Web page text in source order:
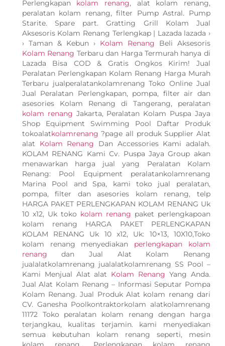
Perlengkapan kolam renang, alat kolam renang,
peralatan kolam renang, filter Pump Astral. Pump
Starite. Spare part. Gratting Grill Kolam Jual
Aksesoris Kolam Renang Terlengkap | Lazada lazada ›
› Taman & Kebun ›Kolam Renang Beli Aksesoris
Kolam Renang Terbaru dan Harga Termurah hanya di
Lazada Bisa COD & Gratis Ongkos Kirim! Jual
Peralatan Perlengkapan Kolam Renang Harga Murah
Terbaru jualperalatankolamrenang Toko Online Jual
Jual Peralatan Perlengkapan, pompa, filter air dan
asesories Kolam Renang di Tangerang, peralatan
kolam renang Jakarta, Peralatan Kolam Puspa Jaya
Shop Equipment Swimming Pool Daftar Produk
tokoalatkolamrenang ?page all produk Supplier Alat
alat Kolam Renang Dan Accessories Kami adalah.
KOLAM RENANG Kami Cv. Puspa Jaya Group akan
menawarkan harga jual yang Peralatan Kolam
Renang: Pool Equipment peralatankolamrenang
Marina Pool and Spa, kami toko jual peralatan,
pompa, filter dan asesories kolam renang, telp
HARGA PAKET PERLENGKAPAN KOLAM RENANG Uk
10 x12, Uk toko kolam renang paket perlengkapoan
kolam renang HARGA PAKET PERLENGKAPAN
KOLAM RENANG Uk 10 x12, Uk: 10×13, 10X10,Toko
kolam renang menyediakan perlengkapan kolam
renang dan Jual Alat Kolam Renang
jualalatkolamrenang jualalatkolamrenang SS Pool –
Kami Menjual Alat alat Kolam Renang Yang Anda.
Jual Alat Kolam Renang – Informasi Seputar Pompa
Kolam Renang. Jual Produk Alat kolam renang dari
CV. Ganesha Poolkontraktorkolam alatkolamrenang
11172 Toko peralatan kolam renang dengan harga
terjangkau, kualitas terjamin. kami menyediakan
semua kebutuhan kolam renang seperti, mesin